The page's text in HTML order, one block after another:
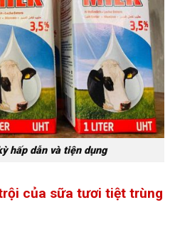
hấp dẫn và tiện dụng
của sữa tươi tiệt trùng